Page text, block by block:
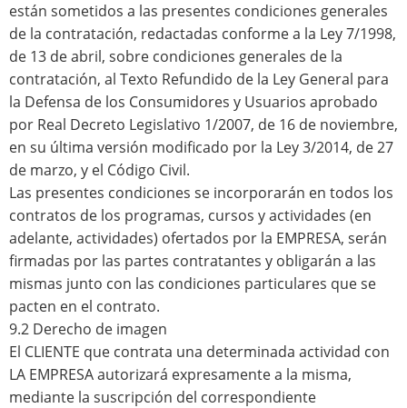
están sometidos a las presentes condiciones generales
de la contratación, redactadas conforme a la Ley 7/1998,
de 13 de abril, sobre condiciones generales de la
contratación, al Texto Refundido de la Ley General para
la Defensa de los Consumidores y Usuarios aprobado
por Real Decreto Legislativo 1/2007, de 16 de noviembre,
en su última versión modificado por la Ley 3/2014, de 27
de marzo, y el Código Civil.
Las presentes condiciones se incorporarán en todos los
contratos de los programas, cursos y actividades (en
adelante, actividades) ofertados por la EMPRESA, serán
firmadas por las partes contratantes y obligarán a las
mismas junto con las condiciones particulares que se
pacten en el contrato.
9.2 Derecho de imagen
El CLIENTE que contrata una determinada actividad con
LA EMPRESA autorizará expresamente a la misma,
mediante la suscripción del correspondiente